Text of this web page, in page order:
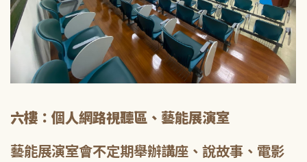
六樓：個人網路視聽區、藝能展演室
藝能展演室會不定期舉辦講座、說故事、電影